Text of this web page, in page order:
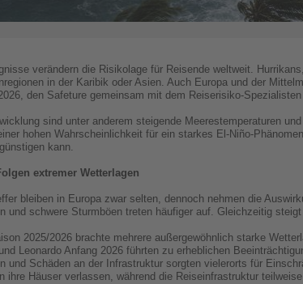
verändern die Risikolage für Reisende weltweit.
in der Karibik oder Asien. Auch Europa und der
den Safeture gemeinsam mit dem Reiserisiko-
sind unter anderem steigende Meerestemperaturen
hohen Wahrscheinlichkeit für ein starkes El-Niño-
kann.
extremer Wetterlagen
bleiben in Europa zwar selten, dennoch nehmen die
und schwere Sturmböen treten häufiger auf. Gleichzeitig
2025/2026 brachte mehrere außergewöhnlich starke
Leonardo Anfang 2026 führten zu erheblichen
und Schäden an der Infrastruktur sorgten vielerorts für
ihre Häuser verlassen, während die Reiseinfrastruktur